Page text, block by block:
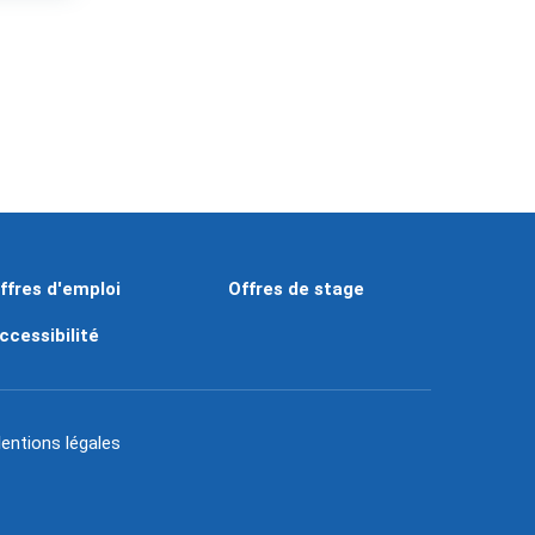
d'emploi Offres de stage
légales